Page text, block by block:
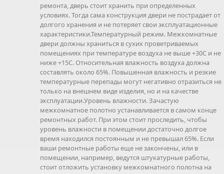
ремонта, дверь стоит хранить при определенных
условиях. Тогда сама конструкция двери не пострадает от
долгого хранения и не потеряет свои эксплуатационные
характеристики.Температурный режим. Межкомнатные
двери должны храниться в сухих проветриваемых
помещениях при температуре воздуха не выше +30С и не
ниже +15С. Относительная влажность воздуха должна
составлять около 65%. Повышенная влажность и резкие
температурные перепады могут негативно отразиться не
только на внешнем виде изделия, но и на качестве
эксплуатации.Уровень влажности. Зачастую
межкомнатное полотно устанавливается в самом конце
ремонтных работ. При этом стоит проследить, чтобы
уровень влажности в помещении достаточно долгое
время находился постоянным и не превышал 65%. Если
ваши ремонтные работы еще не закончены, или в
помещении, например, ведутся штукатурные работы,
стоит отложить установку межкомнатного полотна на